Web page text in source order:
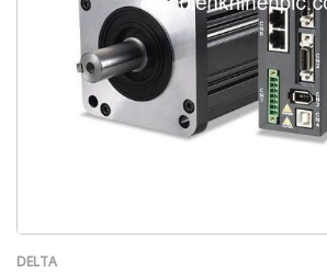
DELTA